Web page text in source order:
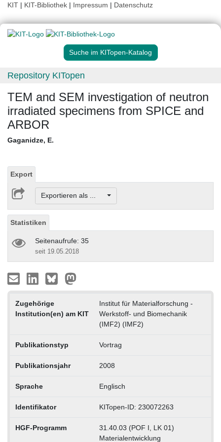
KIT | KIT-Bibliothek | Impressum | Datenschutz
Suche im KITopen-Katalog
Repository KITopen
TEM and SEM investigation of neutron
irradiated specimens from SPICE and
ARBOR
Gaganidze, E.
Export
Exportieren als ...
Statistiken
Seitenaufrufe: 35
seit 19.05.2018
Zugehörige
Institution(en) am KIT
Institut für Materialforschung -
Werkstoff- und Biomechanik
(IMF2) (IMF2)
Publikationstyp Vortrag
Publikationsjahr 2008
Sprache Englisch
Identifikator KITopen-ID: 230072263
HGF-Programm
31.40.03 (POF I, LK 01)
Materialentwicklung